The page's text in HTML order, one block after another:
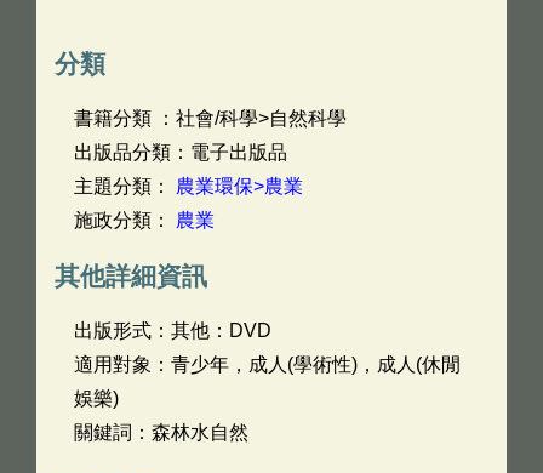
分類
書籍分類 ：社會/科學>自然科學
出版品分類：電子出版品
主題分類： 農業環保>農業
施政分類： 農業
其他詳細資訊
出版形式：其他：DVD
適用對象：青少年，成人(學術性)，成人(休閒
娛樂)
關鍵詞：森林水自然